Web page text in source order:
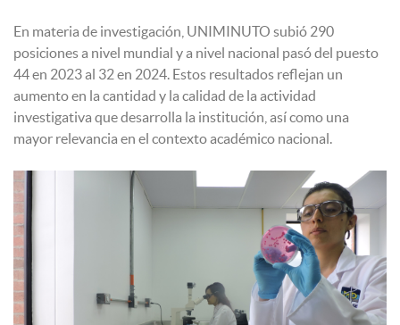
En materia de investigación, UNIMINUTO subió 290
posiciones a nivel mundial y a nivel nacional pasó del puesto
44 en 2023 al 32 en 2024. Estos resultados reflejan un
aumento en la cantidad y la calidad de la actividad
investigativa que desarrolla la institución, así como una
mayor relevancia en el contexto académico nacional.